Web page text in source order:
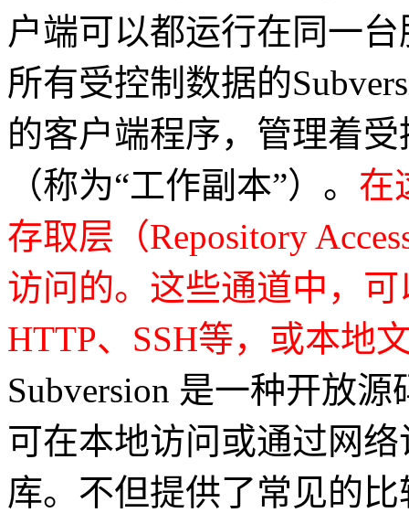
户端可以都运行在同一
所有受控制数据的
的客户端程序，管理着
（称为“工作副本”）。 在
存取层（Repository
访问的。这些通道中，
HTTP、SSH等，或本地
Subversion 是一种开放
可在本地访问或通过网
库。不但提供了常见的